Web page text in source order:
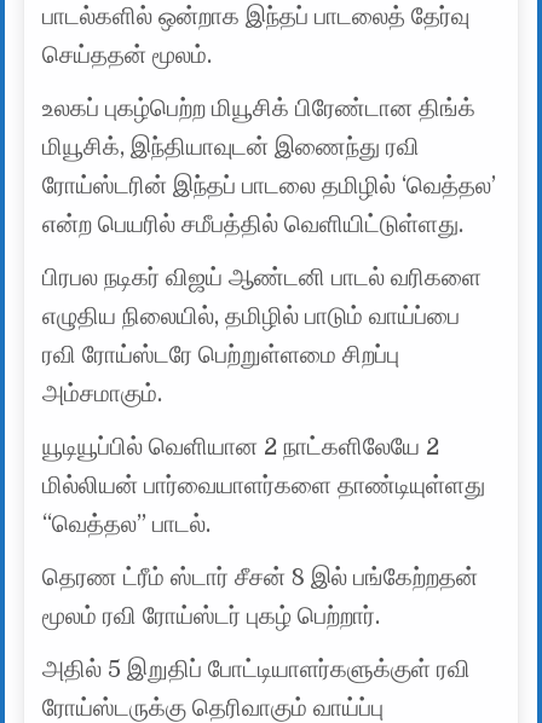
பாடல்களில் ஒன்றாக இந்தப் பாடலைத் தேர்வு
செய்ததன் மூலம்.
உலகப் புகழ்பெற்ற மியூசிக் பிரேண்டான திங்க்
மியூசிக், இந்தியாவுடன் இணைந்து ரவி
ரோய்ஸ்டரின் இந்தப் பாடலை தமிழில் ‘வெத்தல’
என்ற பெயரில் சமீபத்தில் வெளியிட்டுள்ளது.
பிரபல நடிகர் விஜய் ஆண்டனி பாடல் வரிகளை
எழுதிய நிலையில், தமிழில் பாடும் வாய்ப்பை
ரவி ரோய்ஸ்டரே பெற்றுள்ளமை சிறப்பு
அம்சமாகும்.
யூடியூப்பில் வெளியான 2 நாட்களிலேயே 2
மில்லியன் பார்வையாளர்களை தாண்டியுள்ளது
“வெத்தல” பாடல்.
தெரண ட்ரீம் ஸ்டார் சீசன் 8 இல் பங்கேற்றதன்
மூலம் ரவி ரோய்ஸ்டர் புகழ் பெற்றார்.
அதில் 5 இறுதிப் போட்டியாளர்களுக்குள் ரவி
ரோய்ஸ்டருக்கு தெரிவாகும் வாய்ப்பு